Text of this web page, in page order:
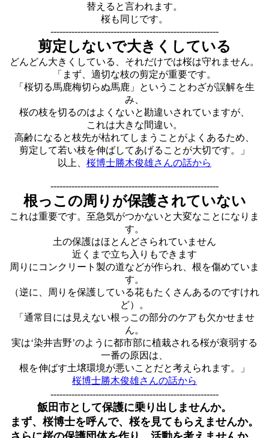
替えると言われます。
桜も同じです。
--------------------------------------------------------
剪定しないで大きくしている
どんどん大きくしている、それだけでは桜は守れません。
「まず、適切な枝の剪定が重要です。
「桜切る馬鹿梅切らぬ馬鹿」ということわざが誤解を生
み、
桜の枝を切るのはよくないと勘違いされていますが、
これは大きな間違い。
高齢になると枝先が枯れてしまうことがよくあるため、
剪定して若い枝を伸ばしてあげることが大切です。」
以上、 桜博士勝木俊雄さんの話から
--------------------------------------------------------
根っこの周りが保護されていない
これは重要です。至急気がつかないと大変なことになりま
す。
土の保護はほとんどさられていません
近くまで立ち入りもできます
周りにコンクリート製の道などが作られ、根を傷めていま
す。
（逆に、周りを保護している花もたくさんあるのですけれ
ど）。
「通常目には見えない根っこの部分のケアも欠かせませ
ん。
実は‘染井吉野’のように都市部に植栽される桜が衰弱する
一番の原因は、
根を伸ばす土壌環境が悪いことだと考えられます。」
桜博士勝木俊雄さんの話から
--------------------------------------------------------
飯田市として保護に乗り出しませんか。
まず、桜博士を呼んで、桜を見てもらえませんか。